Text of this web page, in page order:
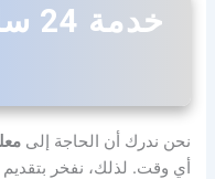
نحن ندرك أن الحاجة إلى
أي وقت. لذلك، نفخر